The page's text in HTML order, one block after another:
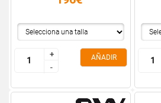
+
-
+
-
AÑADIR